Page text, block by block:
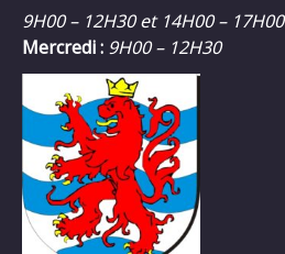
9H00 – 12H30 et 14H00 – 17H00
Mercredi : 9H00 – 12H30